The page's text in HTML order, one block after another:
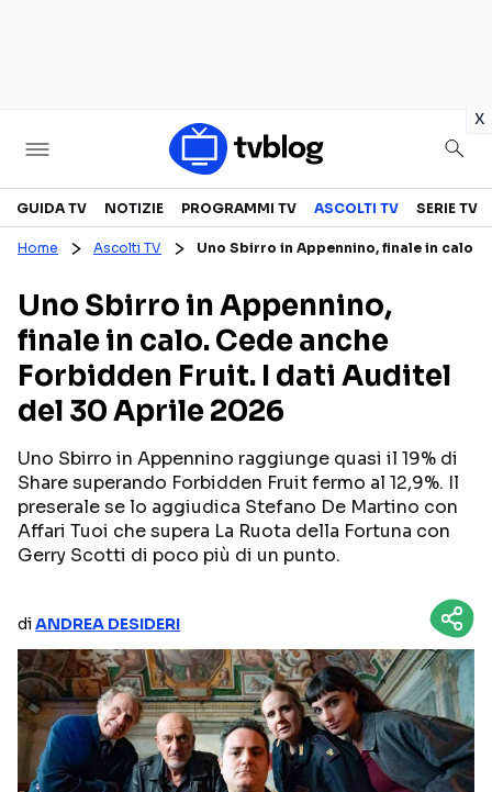
x
Televisione
CANALI TV
PROGRAMMI TV
PERSONAGGI TV
SERIE TV
REALITY SHOW
FICTION
Streaming
NETFLIX
AMAZON PRIME VIDEO
RAIPLAY
MEDIASET INFINITY
DAZN
Categorie
NOTIZIE
INTERVISTE
GUIDA TV NOTIZIE PROGRAMMI TV ASCOLTI TV SERIE TV
Home Ascolti TV Uno Sbirro in Appennino, finale in calo.
Uno Sbirro in Appennino,
finale in calo. Cede anche
Forbidden Fruit. I dati Auditel
del 30 Aprile 2026
Uno Sbirro in Appennino raggiunge quasi il 19% di
Share superando Forbidden Fruit fermo al 12,9%. Il
preserale se lo aggiudica Stefano De Martino con
Affari Tuoi che supera La Ruota della Fortuna con
Gerry Scotti di poco più di un punto.
diANDREA DESIDERI